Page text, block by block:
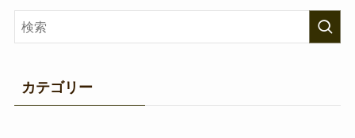
カテゴリー